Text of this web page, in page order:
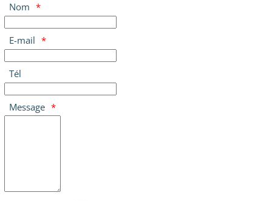
Nom
E-mail
Tél
Message